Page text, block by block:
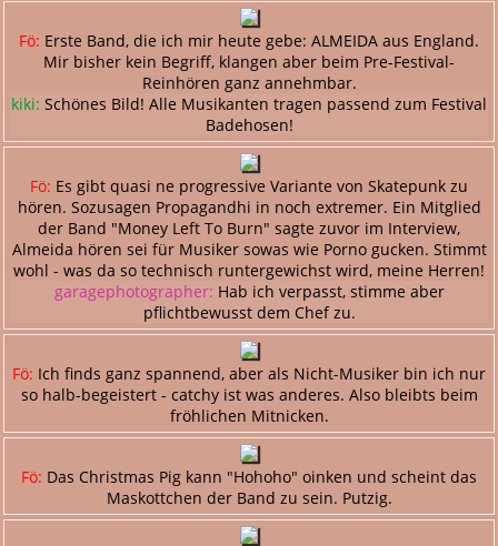
Fö: Erste Band, die ich mir heute gebe: ALMEIDA aus England.
Mir bisher kein Begriff, klangen aber beim Pre-Festival-
Reinhören ganz annehmbar.
kiki: Schönes Bild! Alle Musikanten tragen passend zum Festival
Badehosen!
Fö: Es gibt quasi ne progressive Variante von Skatepunk zu
hören. Sozusagen Propagandhi in noch extremer. Ein Mitglied
der Band "Money Left To Burn" sagte zuvor im Interview,
Almeida hören sei für Musiker sowas wie Porno gucken. Stimmt
wohl - was da so technisch runtergewichst wird, meine Herren!
garagephotographer: Hab ich verpasst, stimme aber
pflichtbewusst dem Chef zu.
Fö: Ich finds ganz spannend, aber als Nicht-Musiker bin ich nur
so halb-begeistert - catchy ist was anderes. Also bleibts beim
fröhlichen Mitnicken.
Fö: Das Christmas Pig kann "Hohoho" oinken und scheint das
Maskottchen der Band zu sein. Putzig.